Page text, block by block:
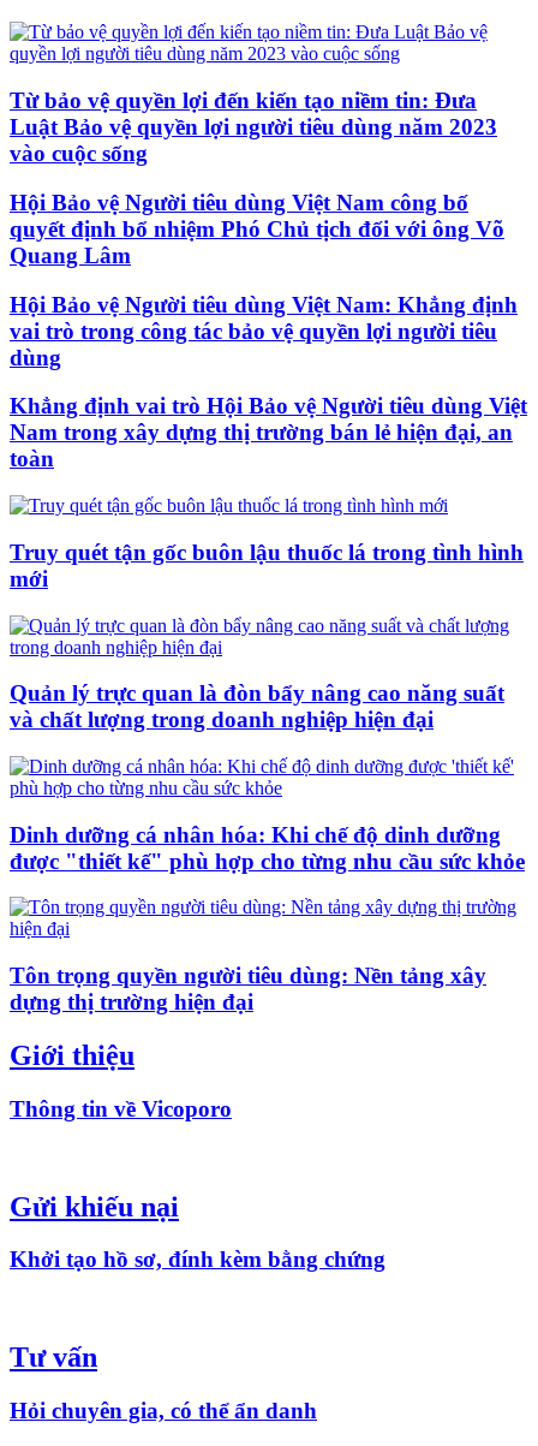
Từ bảo vệ quyền lợi đến kiến tạo niềm tin: Đưa
Luật Bảo vệ quyền lợi người tiêu dùng năm 2023
vào cuộc sống
Hội Bảo vệ Người tiêu dùng Việt Nam công bố
quyết định bổ nhiệm Phó Chủ tịch đối với ông Võ
Quang Lâm
Hội Bảo vệ Người tiêu dùng Việt Nam: Khẳng định
vai trò trong công tác bảo vệ quyền lợi người tiêu
dùng
Khẳng định vai trò Hội Bảo vệ Người tiêu dùng Việt
Nam trong xây dựng thị trường bán lẻ hiện đại, an
toàn
Truy quét tận gốc buôn lậu thuốc lá trong tình hình
mới
Quản lý trực quan là đòn bẩy nâng cao năng suất
và chất lượng trong doanh nghiệp hiện đại
Dinh dưỡng cá nhân hóa: Khi chế độ dinh dưỡng
được "thiết kế" phù hợp cho từng nhu cầu sức khỏe
Tôn trọng quyền người tiêu dùng: Nền tảng xây
dựng thị trường hiện đại
Giới thiệu
Thông tin về Vicoporo
Gửi khiếu nại
Khởi tạo hồ sơ, đính kèm bằng chứng
Tư vấn
Hỏi chuyên gia, có thể ẩn danh